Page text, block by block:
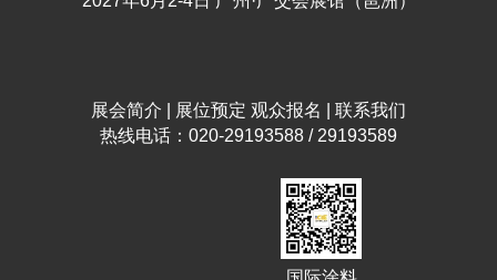
展会简介 展位预定 观众报名
联系我们
热线电话：020-29193588 / 29193589